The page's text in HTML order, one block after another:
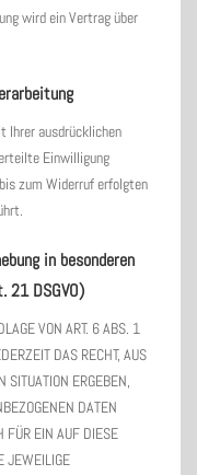
wird ein Vertrag über
Ihrer ausdrücklichen
Einwilligung
zum Widerruf erfolgten
in besonderen
21 DSGVO)
VON ART. 6 ABS. 1
DAS RECHT, AUS
SITUATION ERGEBEN,
DATEN
FÜR EIN AUF DIESE
JEWEILIGE